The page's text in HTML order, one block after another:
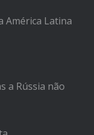
América Latina
a Rússia não